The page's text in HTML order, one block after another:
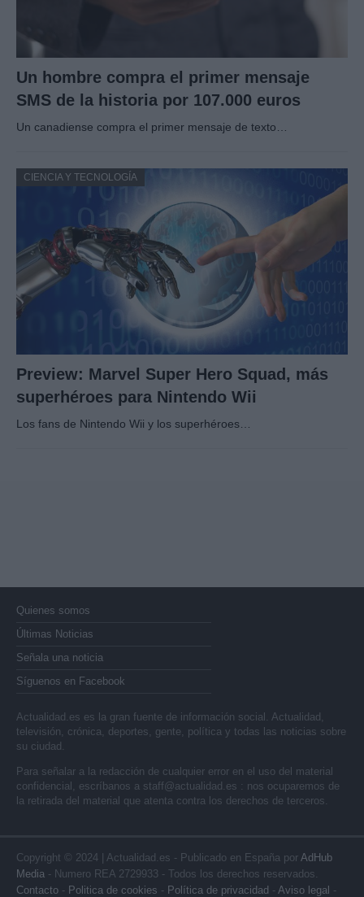
Un hombre compra el primer mensaje
SMS de la historia por 107.000 euros
Un canadiense compra el primer mensaje de texto…
CIENCIA Y TECNOLOGÍA
Preview: Marvel Super Hero Squad, más
superhéroes para Nintendo Wii
Los fans de Nintendo Wii y los superhéroes…
Quienes somos
Últimas Noticias
Señala una noticia
Síguenos en Facebook
Actualidad.es es la gran fuente de información social. Actualidad,
televisión, crónica, deportes, gente, política y todas las noticias sobre
su ciudad.
Para señalar a la redacción de cualquier error en el uso del material
confidencial, escríbanos a staff@actualidad.es : nos ocuparemos de
la retirada del material que atenta contra los derechos de terceros.
Copyright © 2024 | Actualidad.es - Publicado en España por AdHub
Media - Numero REA 2729933 - Todos los derechos reservados.
Contacto - Politica de cookies - Política de privacidad - Aviso legal -